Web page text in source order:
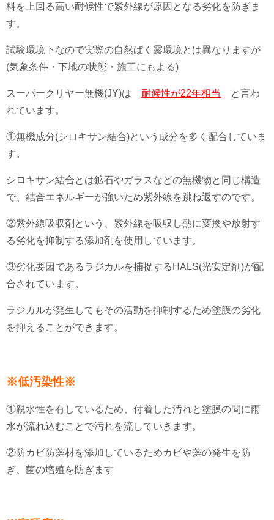
料を上回る高い耐候性で紫外線が原因となる劣化を防ぎま
す。
試験環境下なので実際の自然ばく露環境とは異なりますが
(気象条件・下地の状態・施工にもよる)
スーパークリヤー無機(JY)は 耐候性が22年相当
と言わ
れています。
①無機成分(シロキサン結合)という成分を多く配合していま
す。
シロキサン結合とは鉱石やガラスなどの無機物と同じ構造
で、結合エネルギーが強いため紫外線を跳ね返すのです。
②紫外線吸収剤という、紫外線を吸収し熱に変換や放射す
る劣化を抑制する添加剤を使用しています。
③劣化要因であるラジカルを捕捉するHALS(光安定剤)が配
合されています。
ラジカルが発生してもその活動を抑制するため塗膜の劣化
を抑えることができます。
※低汚染性※
①親水性を有しているため、付着した汚れと塗膜の間に雨
水が流れ込むことで汚れを流していきます。
②防カビ防藻材を添加しているためカビや藻の発生を防
ぎ、菌の増殖を防ぎます